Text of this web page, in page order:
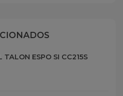
TALON ESPO SI CC215S